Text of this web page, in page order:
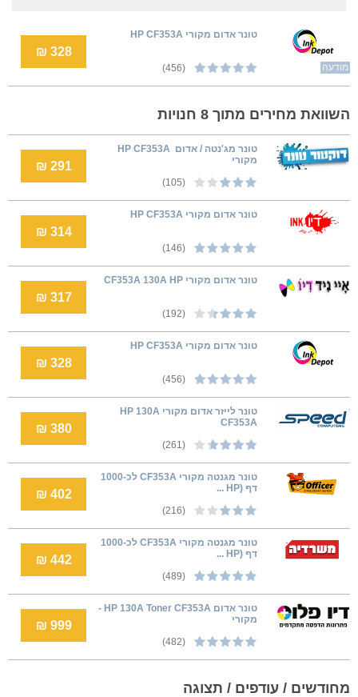
מודעה
טונר אדום מקורי HP CF353A
(456)
328 ₪
השוואת מחירים מתוך 8 חנויות
טונר מג'נטה / אדום ‏ HP CF353A
מקורי
(105)
291 ₪
טונר אדום מקורי HP CF353A
(146)
314 ₪
טונר אדום מקורי CF353A 130A HP
(192)
317 ₪
טונר אדום מקורי HP CF353A
(456)
328 ₪
טונר לייזר אדום מקורי HP 130A
CF353A
(261)
380 ₪
טונר מגנטה מקורי CF353A לכ-1000
דף (ׂHP ...
(216)
402 ₪
טונר מגנטה מקורי CF353A לכ-1000
דף (ׂHP ...
(489)
442 ₪
טונר אדום HP 130A Toner CF353A -
מקורי
(482)
999 ₪
מחודשים / עודפים / תצוגה